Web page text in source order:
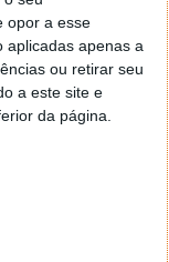
opor a esse
aplicadas apenas a
ou retirar seu
a este site e
da página.
Fisker Inc.